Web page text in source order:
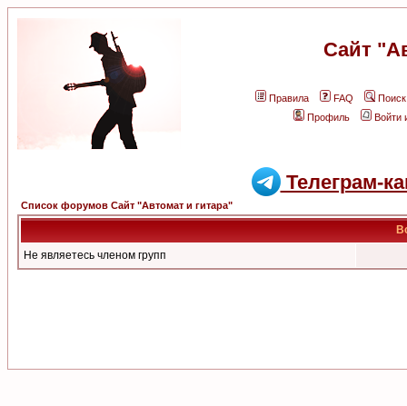
Сайт
Правила FAQ
Поиск
Профиль
Войти
Телеграм-
Список форумов Сайт "Автомат и гитара"
Не являетесь членом групп